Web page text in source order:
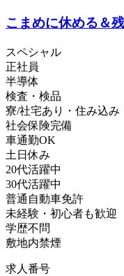
こまめに休める＆
スペシャル
正社員
半導体
検査・検品
寮/社宅あり・住み込み
社会保険完備
車通勤OK
土日休み
20代活躍中
30代活躍中
普通自動車免許
未経験・初心者も歓迎
学歴不問
敷地内禁煙
求人番号